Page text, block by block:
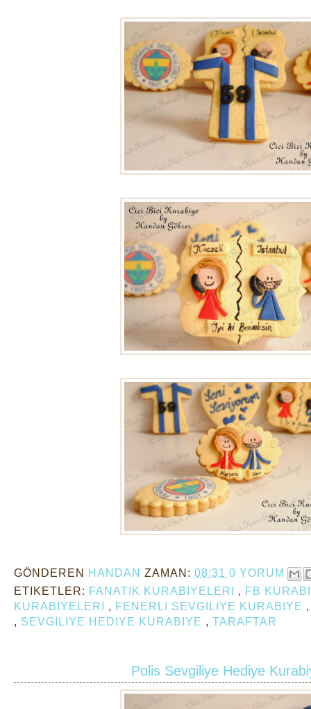
GÖNDEREN HANDAN ZAMAN: 08:31 0 YORUM
ETIKETLER: FANATIK KURABIYELERI , FB
KURABIYELERI , FENERLI SEVGILIYE KURABIYE
, SEVGILIYE HEDIYE KURABIYE , TARAFTAR
Polis Sevgiliye Hediye